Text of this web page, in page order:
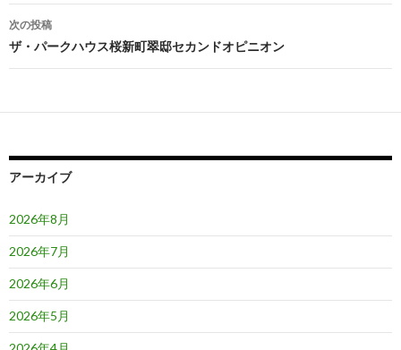
ナ
ビ
ゲ
ー
ョ
次の投稿
ザ・パークハウス桜新町翠邸セカンドオピニオン
アーカイブ
2026年8月
2026年7月
2026年6月
2026年5月